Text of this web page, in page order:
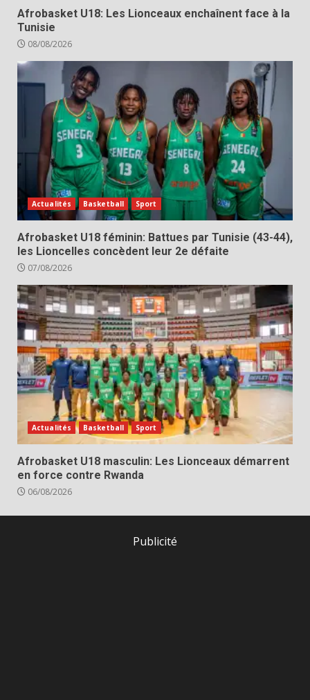
Afrobasket U18: Les Lionceaux enchaînent face à la
Tunisie
08/08/2026
Actualités Basketball Sport
Afrobasket U18 féminin: Battues par Tunisie (43-44),
les Lioncelles concèdent leur 2e défaite
07/08/2026
Actualités Basketball Sport
Afrobasket U18 masculin: Les Lionceaux démarrent
en force contre Rwanda
06/08/2026
Publicité